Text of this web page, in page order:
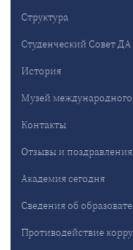
Структура
Студенческий
История
Музей международного
Контакты
Отзывы и поздравления
Академия сегодня
Сведения об
Противодействие